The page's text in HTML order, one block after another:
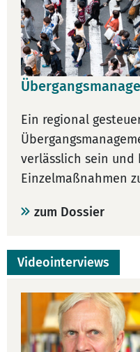
Ein regional
verlässlich sein und
Einzelmaßnahmen
zum Dossier
Videointerviews